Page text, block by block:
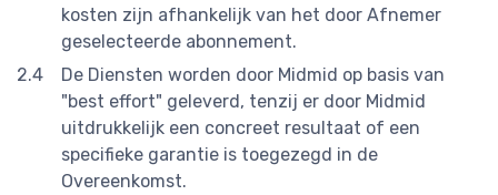
kosten zijn afhankelijk van het door Afnemer
geselecteerde abonnement.
De Diensten worden door Midmid op basis van
"best effort" geleverd, tenzij er door Midmid
uitdrukkelijk een concreet resultaat of een
specifieke garantie is toegezegd in de
Overeenkomst.